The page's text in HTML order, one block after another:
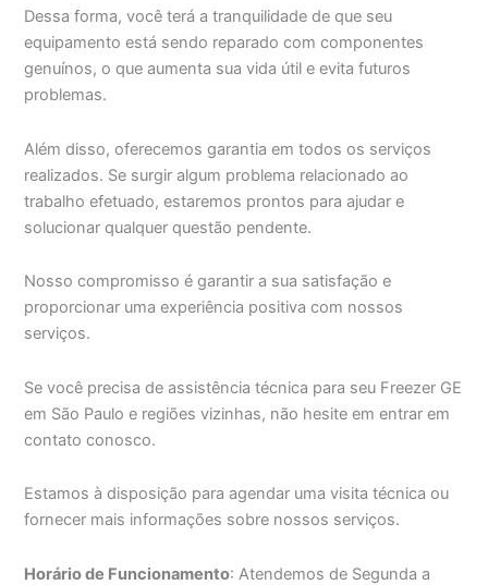
Dessa forma, você terá a tranquilidade de que seu
equipamento está sendo reparado com componentes
genuínos, o que aumenta sua vida útil e evita futuros
problemas.
Além disso, oferecemos garantia em todos os serviços
realizados. Se surgir algum problema relacionado ao
trabalho efetuado, estaremos prontos para ajudar e
solucionar qualquer questão pendente.
Nosso compromisso é garantir a sua satisfação e
proporcionar uma experiência positiva com nossos
serviços.
Se você precisa de assistência técnica para seu Freezer GE
em São Paulo e regiões vizinhas, não hesite em entrar em
contato conosco.
Estamos à disposição para agendar uma visita técnica ou
fornecer mais informações sobre nossos serviços.
Horário de Funcionamento: Atendemos de Segunda a